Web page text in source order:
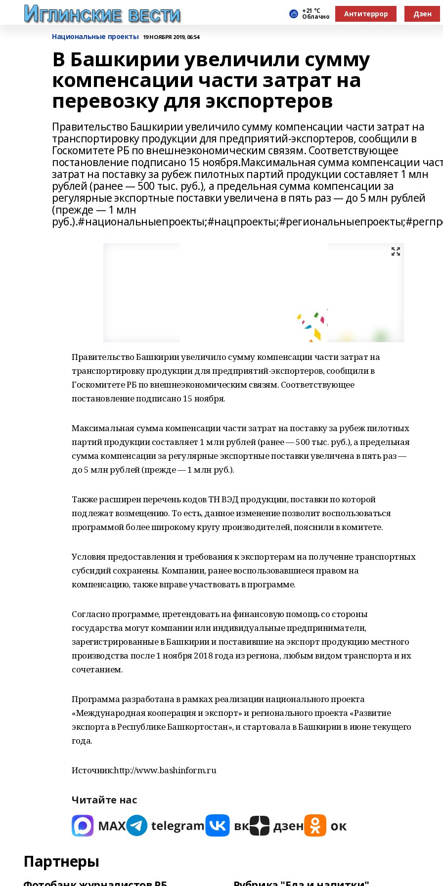
+21 °С
Облачно Антитеррор Дзен
Национальные проекты 19 НОЯБРЯ 2019, 06:54
В Башкирии увеличили сумму
компенсации части затрат на
перевозку для экспортеров
Правительство Башкирии увеличило сумму компенсации части затрат на
транспортировку продукции для предприятий-экспортеров, сообщили в
Госкомитете РБ по внешнеэкономическим связям. Соответствующее
постановление подписано 15 ноября.Максимальная сумма компенсации
затрат на поставку за рубеж пилотных партий продукции составляет 1 млн
рублей (ранее — 500 тыс. руб.), а предельная сумма компенсации за
регулярные экспортные поставки увеличена в пять раз — до 5 млн рублей
(прежде — 1 млн
Правительство Башкирии увеличило сумму компенсации части затрат на
транспортировку продукции для предприятий-экспортеров, сообщили в
Госкомитете РБ по внешнеэкономическим связям. Соответствующее
постановление подписано 15 ноября.
Максимальная сумма компенсации части затрат на поставку за рубеж пилотных
партий продукции составляет 1 млн рублей (ранее — 500 тыс. руб.), а предельная
сумма компенсации за регулярные экспортные поставки увеличена в пять раз —
до 5 млн рублей (прежде — 1 млн руб.).
Также расширен перечень кодов ТН ВЭД продукции, поставки по которой
подлежат возмещению. То есть, данное изменение позволит воспользоваться
программой более широкому кругу производителей, пояснили в комитете.
Условия предоставления и требования к экспортерам на получение транспортных
субсидий сохранены. Компании, ранее воспользовавшиеся правом на
компенсацию, также вправе участвовать в программе.
Согласно программе, претендовать на финансовую помощь со стороны
государства могут компании или индивидуальные предприниматели,
зарегистрированные в Башкирии и поставившие на экспорт продукцию местного
производства после 1 ноября 2018 года из региона, любым видом транспорта и их
сочетанием.
Программа разработана в рамках реализации национального проекта
«Международная кооперация и экспорт» и регионального проекта «Развитие
экспорта в Республике Башкортостан», и стартовала в Башкирии в июне текущего
года.
Источник:http://www.bashinform.ru
Читайте нас
Партнеры